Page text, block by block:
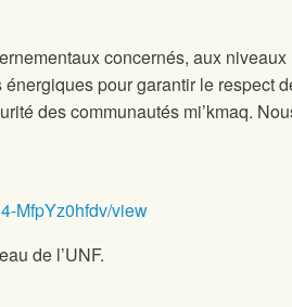
concernés, aux niveaux
pour garantir le respect
des communautés mi’kmaq.
MfpYz0hfdv/view
de l’UNF.